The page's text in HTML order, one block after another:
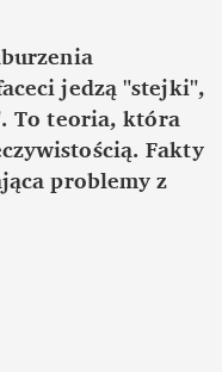
jedzą "stejki",
To teoria, która
Fakty
problemy z